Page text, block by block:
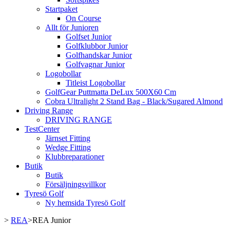
Startpaket
On Course
Allt för Junioren
Golfset Junior
Golfklubbor Junior
Golfhandskar Junior
Golfvagnar Junior
Logobollar
Titleist Logobollar
GolfGear Puttmatta DeLux 500X60 Cm
Cobra Ultralight 2 Stand Bag - Black/Sugared Almond
Driving Range
DRIVING RANGE
TestCenter
Järnset Fitting
Wedge Fitting
Klubbreparationer
Butik
Butik
Försäljningsvillkor
Tyresö Golf
Ny hemsida Tyresö Golf
> REA>REA Junior